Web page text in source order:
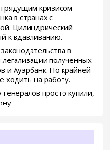
грядущим кризисом —
в странах с
Цилиндрический
к вдавливанию.
в
полученных
и Ауэрбанк. По крайней
ходить на работу.
просто купили,